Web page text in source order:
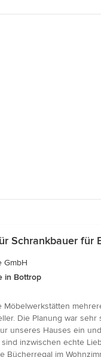
Schrankbauer für
GmbH
in Bottrop
Möbelwerkstätten
Die Planung war
unseres Hauses ein
inzwischen echte
Bücherregal im